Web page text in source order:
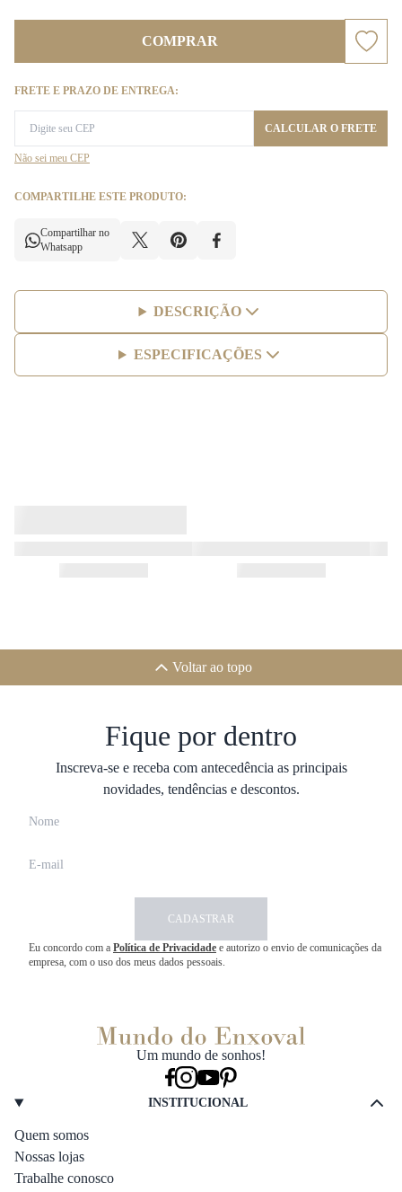
COMPRAR
FRETE E PRAZO DE ENTREGA:
CALCULAR O FRETE
Não sei meu CEP
COMPARTILHE ESTE PRODUTO:
Compartilhar no
Whatsapp
DESCRIÇÃO
ESPECIFICAÇÕES
Voltar ao topo
Fique por dentro
Inscreva-se e receba com antecedência as principais
novidades, tendências e descontos.
CADASTRAR
Eu concordo com a Política de Privacidade e autorizo o envio de comunicações da
empresa, com o uso dos meus dados pessoais.
Um mundo de sonhos!
INSTITUCIONAL
Quem somos
Nossas lojas
Trabalhe conosco